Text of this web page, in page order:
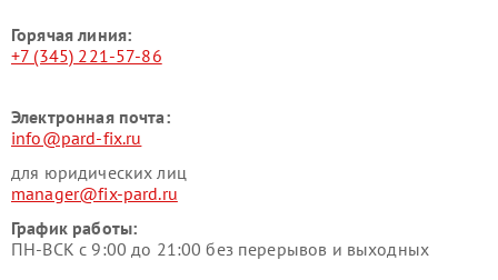
Горячая линия:
+7 (345) 221-57-86
Электронная почта:
info@pard-fix.ru
для юридических лиц
manager@fix-pard.ru
График работы:
ПН-ВСК с 9:00 до 21:00 без перерывов и выходных